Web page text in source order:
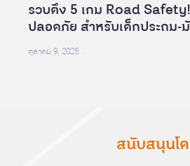
รวบตึง 5 เกม Road
ปลอดภัย สำหรับเด็กประถม-
ตุลาคม 9, 2025
สนับสนุนโ